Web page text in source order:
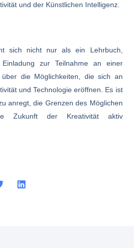
und der Künstlichen Intelligenz.
sich nicht nur als ein Lehrbuch,
zur Teilnahme an einer
über die Möglichkeiten, die sich an
und Technologie eröffnen. Es ist
anregt, die Grenzen des Möglichen
Zukunft der Kreativität aktiv